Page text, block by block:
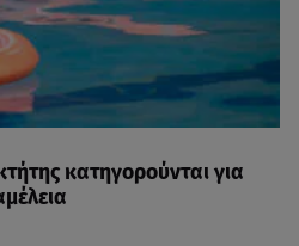
κατηγορούνται για